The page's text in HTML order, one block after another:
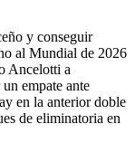
y conseguir
al Mundial de 2026
Ancelotti a
empate ante
en la anterior doble
de eliminatoria en